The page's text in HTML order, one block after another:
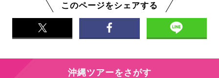
このページをシェアする
沖縄ツアーをさがす